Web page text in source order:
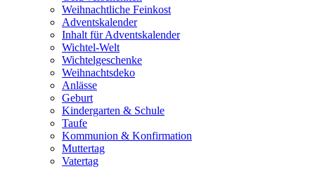
Weihnachtliche Feinkost
Adventskalender
Inhalt für Adventskalender
Wichtel-Welt
Wichtelgeschenke
Weihnachtsdeko
Anlässe
Geburt
Kindergarten & Schule
Taufe
Kommunion & Konfirmation
Muttertag
Vatertag